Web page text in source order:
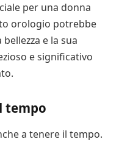
per una donna
orologio potrebbe
e la sua
e significativo
tempo
a tenere il tempo.